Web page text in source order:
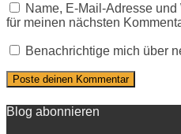
Name, E-Mail-Adresse
für meinen nächsten
Benachrichtige mich über
Blog abonnieren